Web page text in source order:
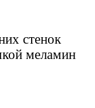
стенок
меламин